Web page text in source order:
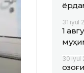
31 iyul
1
30 iyul